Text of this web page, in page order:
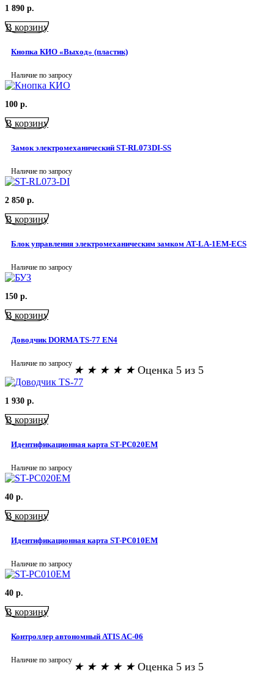
1 890 р.
В корзину
Кнопка КИО «Выход» (пластик)
Наличие по запросу
100 р.
В корзину
Замок электромеханический ST-RL073DI-SS
Наличие по запросу
2 850 р.
В корзину
Блок управления электромеханическим замком AT-LA-1EM-ECS
Наличие по запросу
150 р.
В корзину
Доводчик DORMA TS-77 EN4
Наличие по запросу
★ ★ ★ ★ ★ Оценка 5 из 5
1 930 р.
В корзину
Идентификационная карта ST-PC020EM
Наличие по запросу
40 р.
В корзину
Идентификационная карта ST-PC010EM
Наличие по запросу
40 р.
В корзину
Контроллер автономный ATIS AC-06
Наличие по запросу
★ ★ ★ ★ ★ Оценка 5 из 5